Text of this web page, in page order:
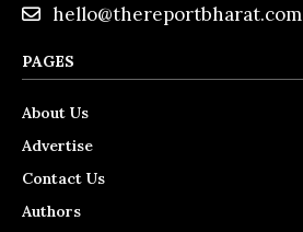
hello@thereportbharat.com
PAGES
About Us
Advertise
Contact Us
Authors